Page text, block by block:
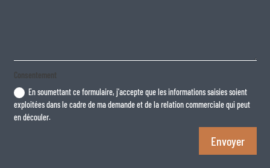
Consentement
En soumettant ce formulaire, j'accepte que les informations saisies soient
exploitées dans le cadre de ma demande et de la relation commerciale qui peut
en découler.
Envoyer